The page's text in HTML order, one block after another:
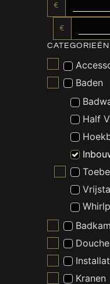
€
€
CATEGORIEËN
Baden
Half
Kranen